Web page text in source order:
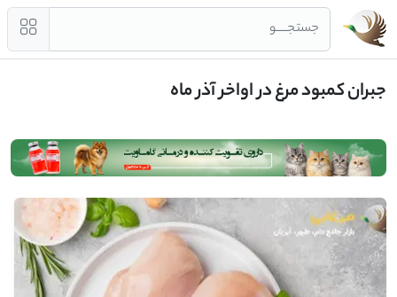
جستجــــو
جبران کمبود مرغ در اواخر آذر ماه